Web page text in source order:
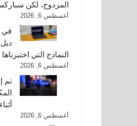
المزدوج، لكن
أغسطس 6, 2026
في
النماذج التي
أغسطس 6, 2026
تم
أغسطس 6, 2026